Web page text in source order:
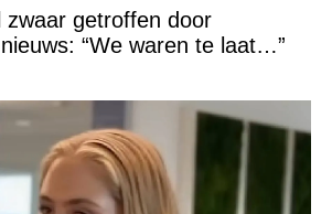
zwaar getroffen door
“We waren te laat…”